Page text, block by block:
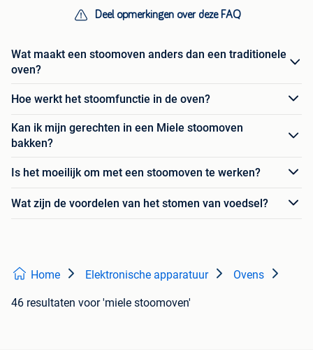
Deel opmerkingen over deze FAQ
Wat maakt een stoomoven anders dan een traditionele
oven?
Hoe werkt het stoomfunctie in de oven?
Kan ik mijn gerechten in een Miele stoomoven
bakken?
Is het moeilijk om met een stoomoven te werken?
Wat zijn de voordelen van het stomen van voedsel?
Home Elektronische apparatuur Ovens
46 resultaten voor 'miele stoomoven'